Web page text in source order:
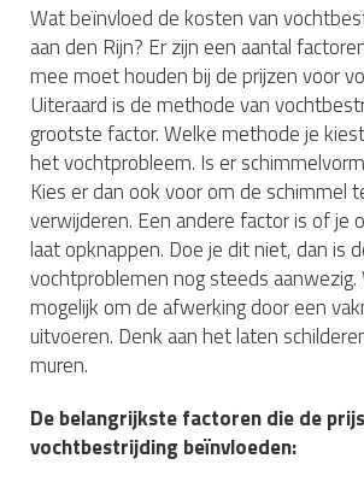
Wat beïnvloed de kosten van
aan den Rijn? Er zijn een aantal
mee moet houden bij de prijzen voor
Uiteraard is de methode van
grootste factor. Welke methode je
het vochtprobleem. Is er
Kies er dan ook voor om de schimmel
verwijderen. Een andere factor is of je
laat opknappen. Doe je dit niet, dan is
vochtproblemen nog steeds aanwezig.
mogelijk om de afwerking door een
uitvoeren. Denk aan het laten
muren.
De belangrijkste factoren die de
vochtbestrijding beïnvloeden: